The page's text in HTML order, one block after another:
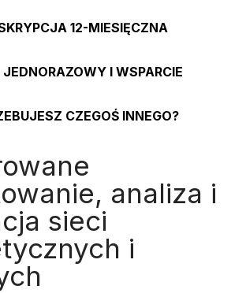
12-MIESIĘCZNA
JEDNORAZOWY I WSPARCIE
CZEGOŚ INNEGO?
analiza i
sieci
i